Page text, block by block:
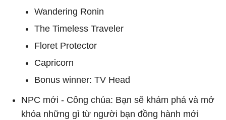
Wandering Ronin
The Timeless Traveler
Floret Protector
Capricorn
Bonus winner: TV Head
NPC mới - Công chúa: Bạn sẽ khám phá và mở
khóa những gì từ người bạn đồng hành mới